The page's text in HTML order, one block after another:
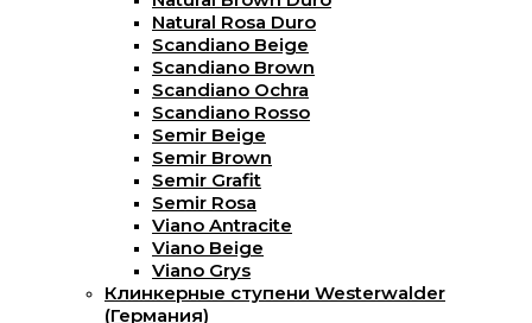
Natural Rosa Duro
Scandiano Beige
Scandiano Brown
Scandiano Ochra
Scandiano Rosso
Semir Beige
Semir Brown
Semir Grafit
Semir Rosa
Viano Antracite
Viano Beige
Viano Grys
Клинкерные ступени Westerwalder
(Германия)